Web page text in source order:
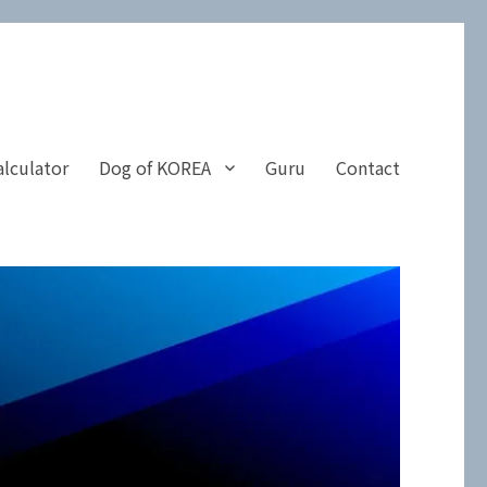
Dog of KOREA Guru Contact